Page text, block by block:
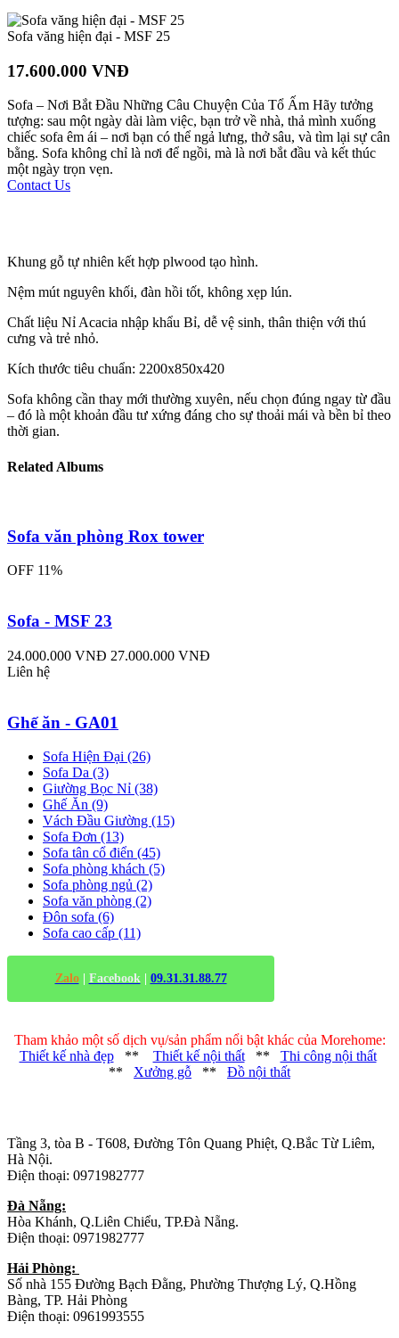
Sofa văng hiện đại - MSF 25
17.600.000 VNĐ
Sofa – Nơi Bắt Đầu Những Câu Chuyện Của Tổ Ấm Hãy tưởng
tượng: sau một ngày dài làm việc, bạn trở về nhà, thả mình xuống
chiếc sofa êm ái – nơi bạn có thể ngả lưng, thở sâu, và tìm lại sự cân
bằng. Sofa không chỉ là nơi để ngồi, mà là nơi bắt đầu và kết thúc
một ngày trọn vẹn.
Contact Us
Khung gỗ tự nhiên kết hợp plwood tạo hình.
Nệm mút nguyên khối, đàn hồi tốt, không xẹp lún.
Chất liệu Nỉ Acacia nhập khẩu Bỉ, dễ vệ sinh, thân thiện với thú
cưng và trẻ nhỏ.
Kích thước tiêu chuẩn: 2200x850x420
Sofa không cần thay mới thường xuyên, nếu chọn đúng ngay từ đầu
– đó là một khoản đầu tư xứng đáng cho sự thoải mái và bền bỉ theo
thời gian.
Related Albums
Sofa văn phòng Rox tower
OFF 11%
Sofa - MSF 23
24.000.000 VNĐ 27.000.000 VNĐ
Liên hệ
Ghế ăn - GA01
Sofa Hiện Đại (26)
Sofa Da (3)
Giường Bọc Nỉ (38)
Ghế Ăn (9)
Vách Đầu Giường (15)
Sofa Đơn (13)
Sofa tân cổ điển (45)
Sofa phòng khách (5)
Sofa phòng ngủ (2)
Sofa văn phòng (2)
Đôn sofa (6)
Sofa cao cấp (11)
Zalo| Facebook| 09.31.31.88.77
Tham khảo một số dịch vụ/sản phẩm nổi bật khác của Morehome:
Thiết kế nhà đẹp** Thiết kế nội thất** Thi công nội thất
** Xưởng gỗ ** Đồ nội thất
Tầng 3, tòa B - T608, Đường Tôn Quang Phiệt, Q.Bắc Từ Liêm,
Hà Nội.
Điện thoại: 0971982777
Đà Nẵng:
Hòa Khánh, Q.Liên Chiểu, TP.Đà Nẵng.
Điện thoại: 0971982777
Hải Phòng:
Số nhà 155 Đường Bạch Đằng, Phường Thượng Lý, Q.Hồng
Bàng, TP. Hải Phòng
Điện thoại: 0961993555